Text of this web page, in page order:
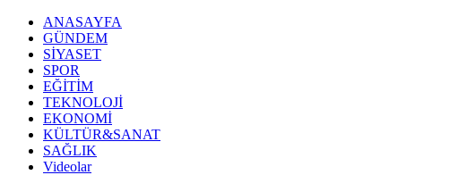
ANASAYFA
GÜNDEM
SİYASET
SPOR
EĞİTİM
TEKNOLOJİ
EKONOMİ
KÜLTÜR&SANAT
SAĞLIK
Videolar